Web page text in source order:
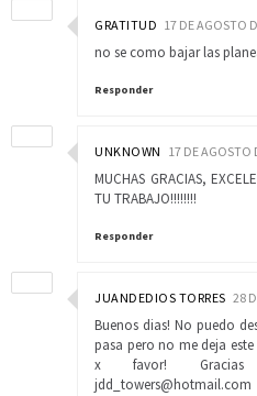
GRATITUD 17 DE AGOSTO
no se como bajar las
Responder
UNKNOWN 17 DE AGOSTO
MUCHAS GRACIAS,
TU TRABAJO!!!!!!!!
Responder
JUANDEDIOS TORRES 28
Buenos dias! No puedo
pasa pero no me deja
x favor! Gracias
jdd_towers@hotmail.com